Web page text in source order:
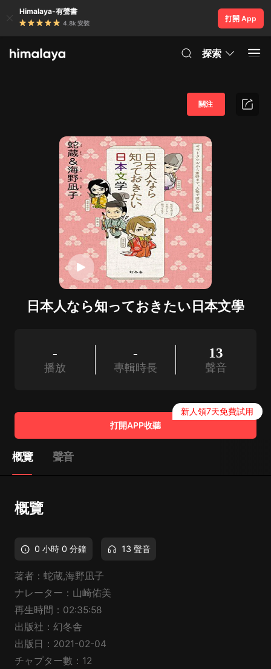
Himalaya-有聲書
4.8k 安裝
打開 App
探索
日本人なら知っておきたい日本文學
關注
-
播放
-
專輯時長
13
聲音
打開APP收聽
新人領7天免費試用
概覽 聲音
概覽
0 小時 0 分鐘 13 聲音
著者：蛇蔵,海野凪子
ナレーター：山崎佑美
再生時間：02:35:58
出版社：幻冬舎
出版日：2021-02-04
チャプター數：12